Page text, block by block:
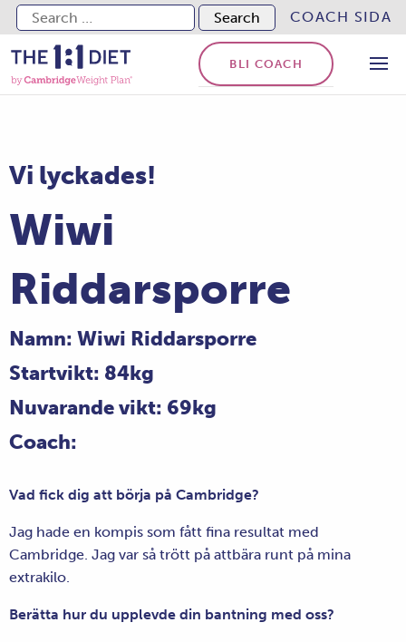
Search for: COACH SIDA
BLI COACH
Vi lyckades!
Wiwi
Riddarsporre
Namn: Wiwi Riddarsporre
Startvikt: 84kg
Nuvarande vikt: 69kg
Coach:
Vad fick dig att börja på Cambridge?
Jag hade en kompis som fått fina resultat med
Cambridge. Jag var så trött på attbära runt på mina
extrakilo.
Berätta hur du upplevde din bantning med oss?